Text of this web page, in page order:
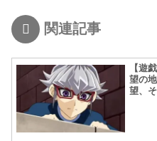
関連記事
【遊
望の
望、